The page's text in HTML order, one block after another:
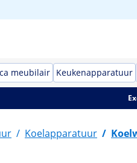
meubilair Keukenapparatuur
/ Koelapparatuur /